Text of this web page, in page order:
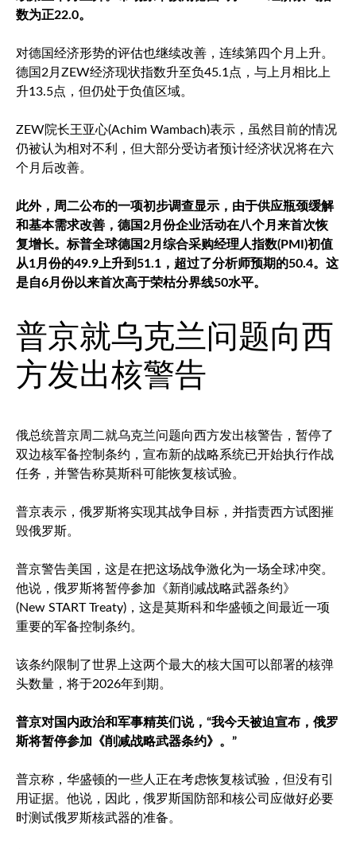
数为正22.0。
对德国经济形势的评估也继续改善，连续第四个月上升。
德国2月ZEW经济现状指数升至负45.1点，与上月相比上
升13.5点，但仍处于负值区域。
ZEW院长王亚心(Achim Wambach)表示，虽然目前的情况
仍被认为相对不利，但大部分受访者预计经济状况将在六
个月后改善。
此外，周二公布的一项初步调查显示，由于供应瓶颈缓解
和基本需求改善，德国2月份企业活动在八个月来首次恢
复增长。标普全球德国2月综合采购经理人指数(PMI)初值
从1月份的49.9上升到51.1，超过了分析师预期的50.4。这
是自6月份以来首次高于荣枯分界线50水平。
普京就乌克兰问题向西
方发出核警告
俄总统普京周二就乌克兰问题向西方发出核警告，暂停了
双边核军备控制条约，宣布新的战略系统已开始执行作战
任务，并警告称莫斯科可能恢复核试验。
普京表示，俄罗斯将实现其战争目标，并指责西方试图摧
毁俄罗斯。
普京警告美国，这是在把这场战争激化为一场全球冲突。
他说，俄罗斯将暂停参加《新削减战略武器条约》
(New START Treaty)，这是莫斯科和华盛顿之间最近一项
重要的军备控制条约。
该条约限制了世界上这两个最大的核大国可以部署的核弹
头数量，将于2026年到期。
普京对国内政治和军事精英们说，“我今天被迫宣布，俄罗
斯将暂停参加《削减战略武器条约》。”
普京称，华盛顿的一些人正在考虑恢复核试验，但没有引
用证据。他说，因此，俄罗斯国防部和核公司应做好必要
时测试俄罗斯核武器的准备。